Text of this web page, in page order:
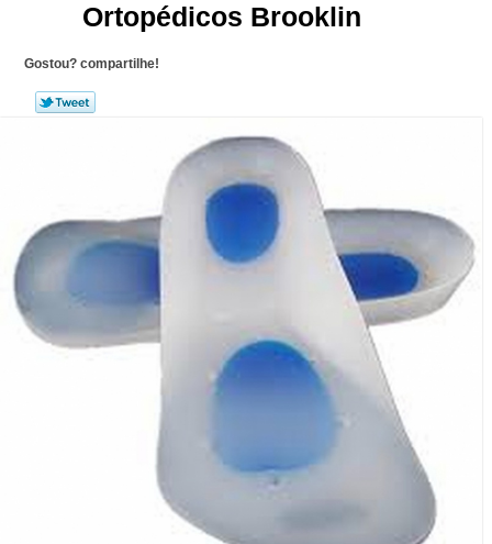
Ortopédicos Brooklin
Gostou? compartilhe!